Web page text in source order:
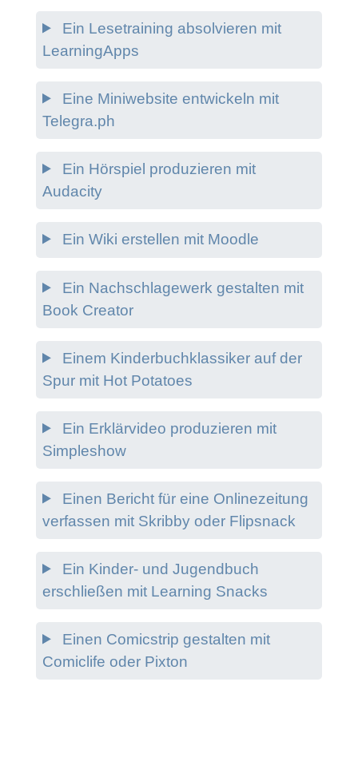
Ein Lesetraining absolvieren mit
LearningApps
Eine Miniwebsite entwickeln mit
Telegra.ph
Ein Hörspiel produzieren mit
Audacity
Ein Wiki erstellen mit Moodle
Ein Nachschlagewerk gestalten mit
Book Creator
Einem Kinderbuchklassiker auf der
Spur mit Hot Potatoes
Ein Erklärvideo produzieren mit
Simpleshow
Einen Bericht für eine Onlinezeitung
verfassen mit Skribby oder Flipsnack
Ein Kinder- und Jugendbuch
erschließen mit Learning Snacks
Einen Comicstrip gestalten mit
Comiclife oder Pixton